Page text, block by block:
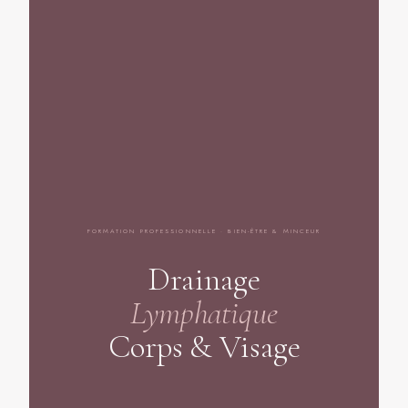
FORMATION PROFESSIONNELLE · BIEN-ÊTRE & MINCEUR
Drainage
Lymphatique
Corps & Visage